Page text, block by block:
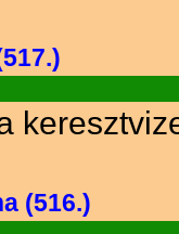
(516.)